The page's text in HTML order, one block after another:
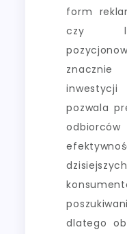
form
czy
pozwala
dlatego